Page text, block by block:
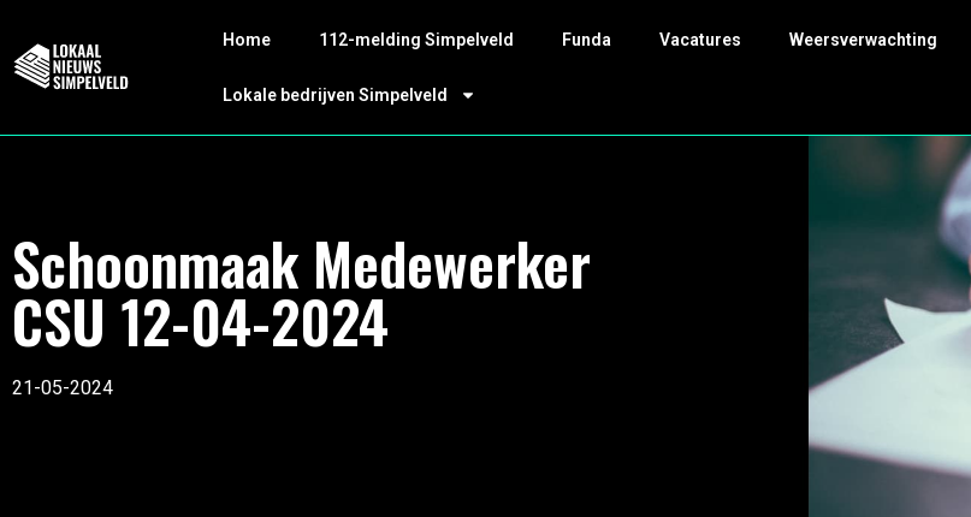
Home 112-melding Simpelveld Funda Vacatures Weersverwachting
Lokale bedrijven Simpelveld
Schoonmaak Medewerker
CSU 12-04-2024
21-05-2024